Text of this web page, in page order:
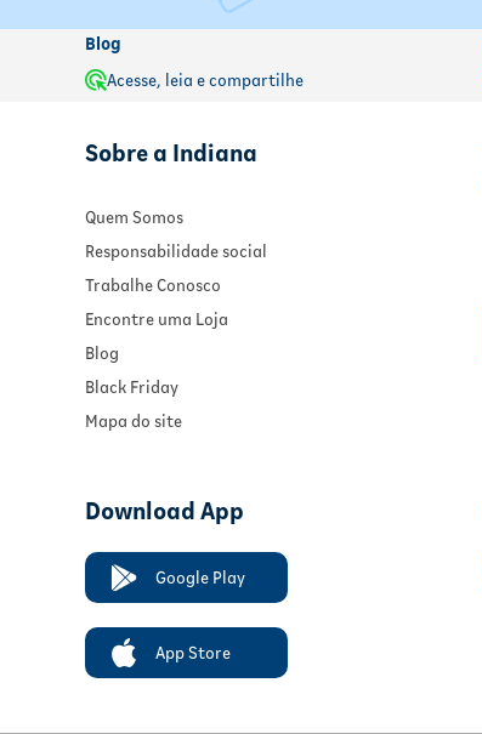
Blog
Acesse, leia e compartilhe
Sobre a Indiana
Quem Somos
Responsabilidade social
Trabalhe Conosco
Encontre uma Loja
Blog
Black Friday
Mapa do site
Download App
Google Play
App Store